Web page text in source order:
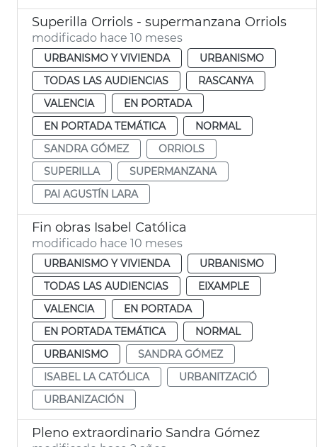
Superilla Orriols - supermanzana Orriols
modificado hace 10 meses
URBANISMO Y VIVIENDA
URBANISMO
TODAS LAS AUDIENCIAS
RASCANYA
VALENCIA
EN PORTADA
EN PORTADA TEMÁTICA
NORMAL
SANDRA GÓMEZ
ORRIOLS
SUPERILLA
SUPERMANZANA
PAI AGUSTÍN LARA
Fin obras Isabel Católica
modificado hace 10 meses
URBANISMO Y VIVIENDA
URBANISMO
TODAS LAS AUDIENCIAS
EIXAMPLE
VALENCIA
EN PORTADA
EN PORTADA TEMÁTICA
NORMAL
URBANISMO
SANDRA GÓMEZ
ISABEL LA CATÓLICA
URBANITZACIÓ
URBANIZACIÓN
Pleno extraordinario Sandra Gómez